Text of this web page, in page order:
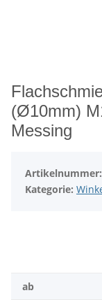
(Ø10mm)
Messing
Artikelnummer:
Kategorie:
ab